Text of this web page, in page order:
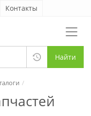
Контакты
Найти